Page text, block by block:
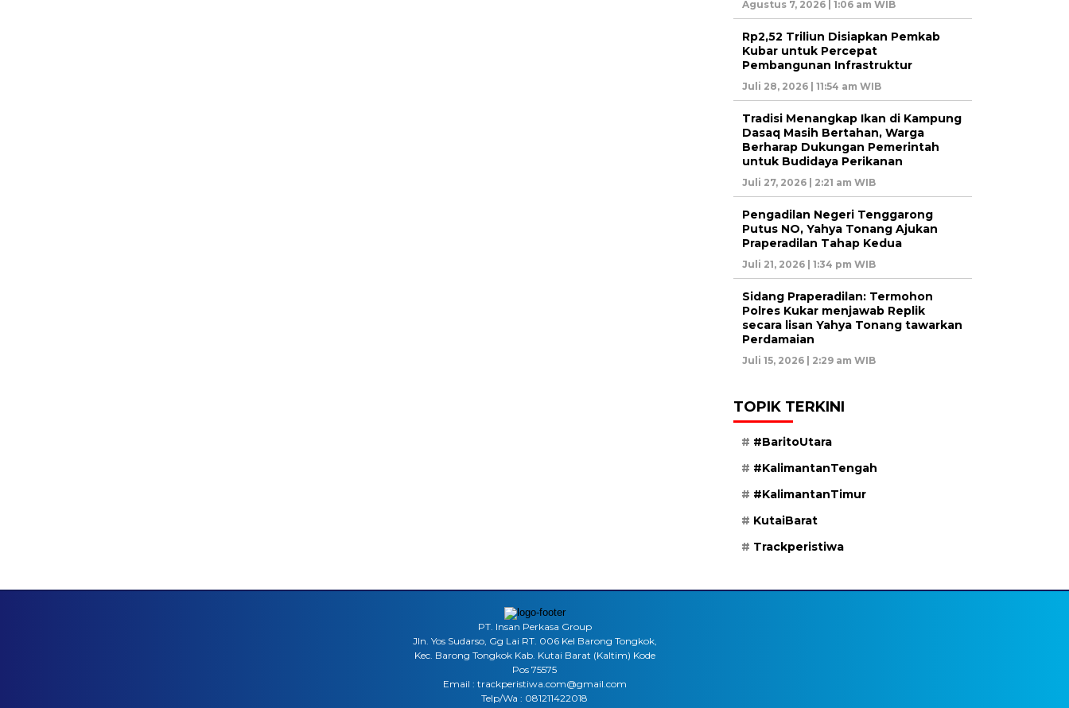
Agustus 7, 2026 | 1:06 am WIB
Rp2,52 Triliun Disiapkan Pemkab
Kubar untuk Percepat
Pembangunan Infrastruktur
Juli 28, 2026 | 11:54 am WIB
Tradisi Menangkap Ikan di Kampung
Dasaq Masih Bertahan, Warga
Berharap Dukungan Pemerintah
untuk Budidaya Perikanan
Juli 27, 2026 | 2:21 am WIB
Pengadilan Negeri Tenggarong
Putus NO, Yahya Tonang Ajukan
Praperadilan Tahap Kedua
Juli 21, 2026 | 1:34 pm WIB
Sidang Praperadilan: Termohon
Polres Kukar menjawab Replik
secara lisan Yahya Tonang tawarkan
Perdamaian
Juli 15, 2026 | 2:29 am WIB
TOPIK TERKINI
#BaritoUtara
#KalimantanTengah
#KalimantanTimur
KutaiBarat
Trackperistiwa
PT. Insan Perkasa Group
Jln. Yos Sudarso, Gg Lai RT. 006 Kel Barong Tongkok,
Kec. Barong Tongkok Kab. Kutai Barat (Kaltim) Kode
Pos 75575
Email : trackperistiwa.com@gmail.com
Telp/Wa : 081211422018